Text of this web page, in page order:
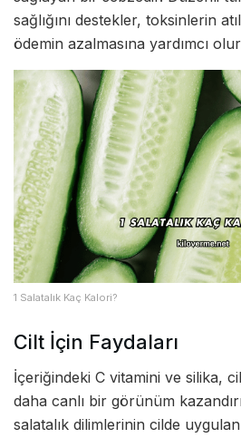
sağlığını destekler, toksinlerin
ödemin azalmasına yardımcı
1 Salatalık Kaç Kalori?
Cilt İçin Faydaları
İçeriğindeki C vitamini ve silika,
daha canlı bir görünüm
salatalık dilimlerinin cilde